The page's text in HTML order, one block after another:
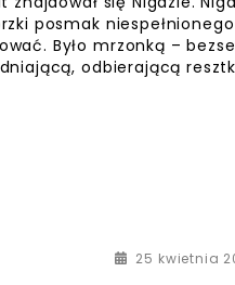
posmak
Było mrzonką –
odbierającą
25 kwietnia